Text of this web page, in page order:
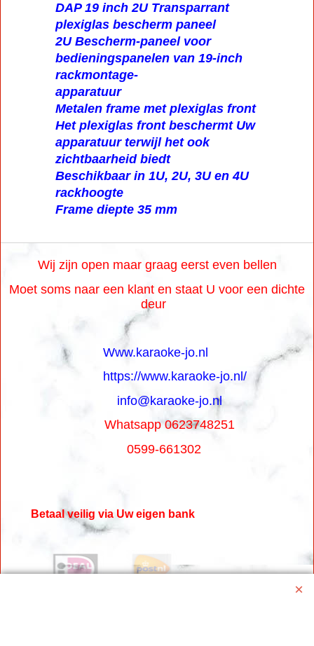
DAP 19 inch 2U Transparrant
plexiglas bescherm paneel
2U Bescherm-paneel voor
bedieningspanelen van 19-inch
rackmontage-
apparatuur
Metalen frame met plexiglas front
Het plexiglas front beschermt Uw
apparatuur terwijl het ook
zichtbaarheid biedt
Beschikbaar in 1U, 2U, 3U en 4U
rackhoogte
Frame diepte 35 mm
Wij zijn open maar graag eerst even bellen
Moet soms naar een klant en staat U voor een dichte
deur
Www.karaoke-jo.nl
https://www.karaoke-jo.nl/
info@karaoke-jo.nl
Whatsapp 0623748251
0599-661302
Betaal veilig via Uw eigen bank